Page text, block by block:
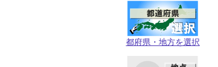
都府県・地方を選択